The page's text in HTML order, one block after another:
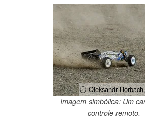
ⓘ Oleksandr
Imagem simbólica: Um
controle remoto.